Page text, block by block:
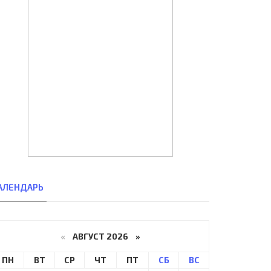
« АВГУСТ 2026 »
ПН ВТ СР ЧТ ПТ СБ ВС